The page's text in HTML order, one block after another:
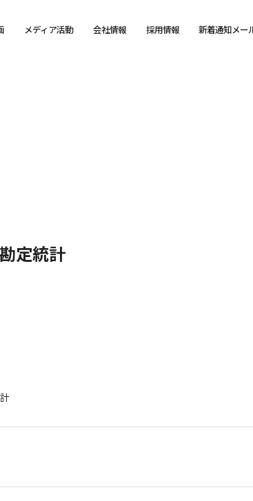
メディア活動 会社情報 採用情報 新着通知メー
定統計